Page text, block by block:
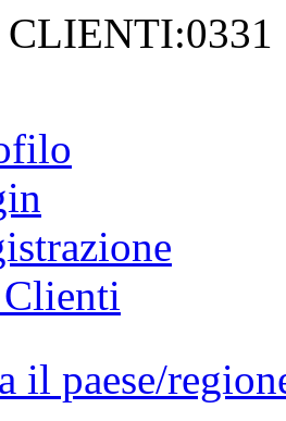
CLIENTI:0331
il paese/